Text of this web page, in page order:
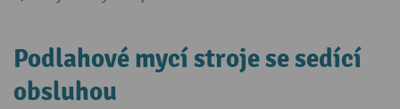
Podlahové mycí stroje se sedící
obsluhou